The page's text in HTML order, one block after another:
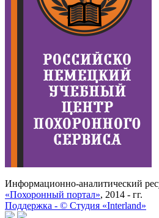
Информационно-аналитический
«Похоронный портал», 2014 - гг.
Поддержка - © Cтудия «Interland»